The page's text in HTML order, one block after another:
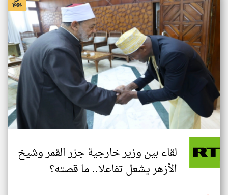
لقاء بين وزير خارجية جزر القمر وشيخ
الأزهر يشعل تفاعلا.. ما قصته؟